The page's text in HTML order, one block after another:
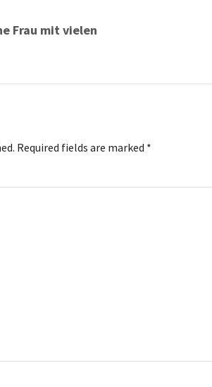
Frau mit vielen
Required fields are marked *